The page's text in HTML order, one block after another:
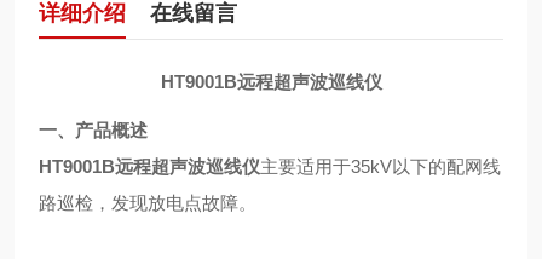
详细介绍 在线留言
HT9001B远程超声波巡线仪
一、产品概述
HT9001B远程超声波巡线仪主要适用于35kV以下的配网线
路巡检，发现放电点故障。